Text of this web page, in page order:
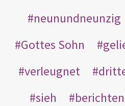
neunundneunzig
Gottes Sohn
verleugnet
sieh
berichten